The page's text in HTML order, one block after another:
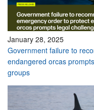
January 28, 2025
Government failure to
endangered orcas
groups